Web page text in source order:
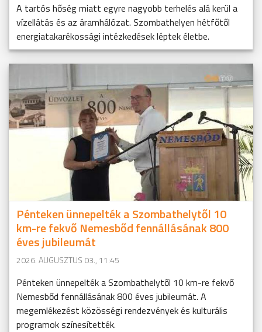
A tartós hőség miatt egyre nagyobb terhelés alá kerül a
vízellátás és az áramhálózat. Szombathelyen hétfőtől
energiatakarékossági intézkedések léptek életbe.
Pénteken ünnepelték a Szombathelytől 10
km-re fekvő Nemesbőd fennállásának 800
éves jubileumát
2026. AUGUSZTUS 03., 11:45
Pénteken ünnepelték a Szombathelytől 10 km-re fekvő
Nemesbőd fennállásának 800 éves jubileumát. A
megemlékezést közösségi rendezvények és kulturális
programok színesítették.